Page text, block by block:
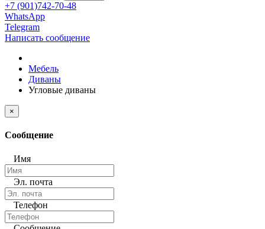
+7 (901)742-70-48
WhatsApp
Telegram
Написать сообщение
Мебель
Диваны
Угловые диваны
×
Сообщение
Имя
Эл. почта
Телефон